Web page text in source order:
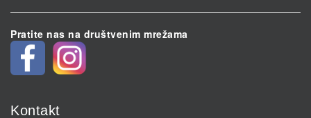
Pratite nas na društvenim mrežama
Kontakt